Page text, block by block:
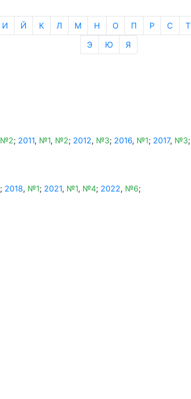
И Й К Л М Н О П Р С Т
Э
Ю Я
№2; 2011, №1, №2; 2012, №3; 2016, №1; 2017, №3;
; 2018, №1; 2021, №1, №4; 2022, №6;